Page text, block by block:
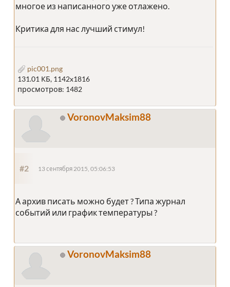
многое из написанного уже отлажено.
Критика для нас лучший стимул!
pic001.png
131.01 КБ, 1142x1816
просмотров: 1482
VoronovMaksim88
#2 13 сентября 2015, 05:06:53
А архив писать можно будет ? Типа журнал
событий или график температуры ?
VoronovMaksim88